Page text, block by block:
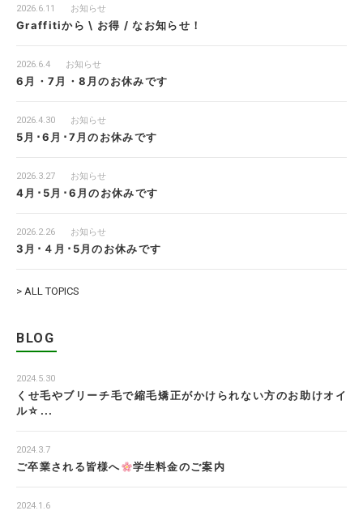
2026.6.11 お知らせ
Graffitiから \ お得 / なお知らせ！
2026.6.4 お知らせ
6月・7月・8月のお休みです
2026.4.30 お知らせ
5月･6月･7月のお休みです
2026.3.27 お知らせ
4月･5月･6月のお休みです
2026.2.26 お知らせ
3月･４月･5月のお休みです
> ALL TOPICS
BLOG
2024.5.30
くせ毛やブリーチ毛で縮毛矯正がかけられない方のお助けオイ
ル☆...
2024.3.7
ご卒業される皆様へ 学生料金のご案内
2024.1.6